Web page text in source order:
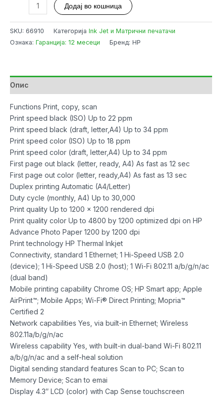
OfficeJet
Pro
in-
One
Printer
A3
количина
Додај во кошница
SKU: 66910 Категорија Ink Jet и Матрични печатачи
Ознака: Гаранција: 12 месеци Бренд: HP
Опис
Functions Print, copy, scan
Print speed black (ISO) Up to 22 ppm
Print speed black (draft, letter,A4) Up to 34 ppm
Print speed color (ISO) Up to 18 ppm
Print speed color (draft, letter,A4) Up to 34 ppm
First page out black (letter, ready, A4) As fast as 12 sec
First page out color (letter, ready,A4) As fast as 13 sec
Duplex printing Automatic (A4/Letter)
Duty cycle (monthly, A4) Up to 30,000
Print quality Up to 1200 x 1200 rendered dpi
Print quality color Up to 4800 by 1200 optimized dpi on HP
Advance Photo Paper 1200 by 1200 dpi
Print technology HP Thermal Inkjet
Connectivity, standard 1 Ethernet; 1 Hi-Speed USB 2.0
(device); 1 Hi-Speed USB 2.0 (host); 1 Wi-Fi 802.11 a/b/g/n/ac
(dual band)
Mobile printing capability Chrome OS; HP Smart app; Apple
AirPrint™; Mobile Apps; Wi-Fi® Direct Printing; Mopria™
Certified 2
Network capabilities Yes, via built-in Ethernet; Wireless
802.11a/b/g/n/ac
Wireless capability Yes, with built-in dual-band Wi-Fi 802.11
a/b/g/n/ac and a self-heal solution
Digital sending standard features Scan to PC; Scan to
Memory Device; Scan to emai
Display 4.3″ LCD (color) with Cap Sense touchscreen